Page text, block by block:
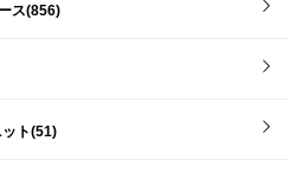
ス(856)
ト(51)